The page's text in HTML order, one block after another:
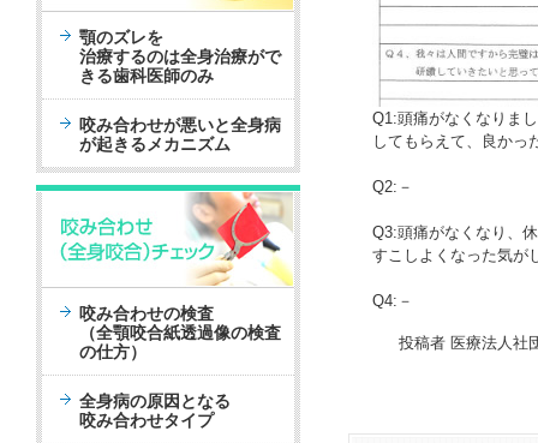
Q1:頭痛がなくなりま
してもらえて、良かっ
Q2:－
Q3:頭痛がなくなり、
すこしよくなった気が
Q4:－
投稿者 医療法人社
顎のズレを
治療するのは全身治療がで
きる歯科医師のみ
咬み合わせが悪いと全身病
が起きるメカニズム
咬み合わせの検査
（全顎咬合紙透過像の検査
の仕方）
全身病の原因となる
咬み合わせタイプ